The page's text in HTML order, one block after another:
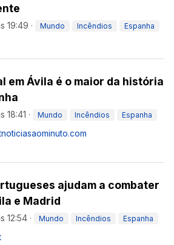
19:49 · Mundo Incêndios Espanha
em Ávila é o maior da história
18:41 · Mundo Incêndios Espanha
noticiasaominuto.com
ajudam a combater
e Madrid
12:54 · Mundo Incêndios Espanha